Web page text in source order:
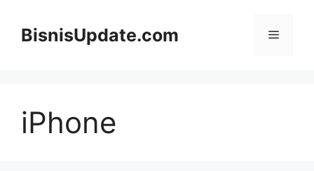
BisnisUpdate.com Menu
iPhone